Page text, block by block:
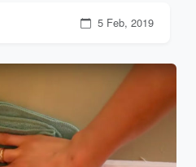
5 Feb, 2019